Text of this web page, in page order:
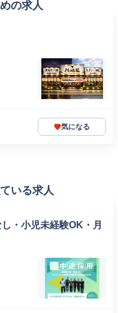
の求人
気になる
いる求人
・小児未経験OK・月